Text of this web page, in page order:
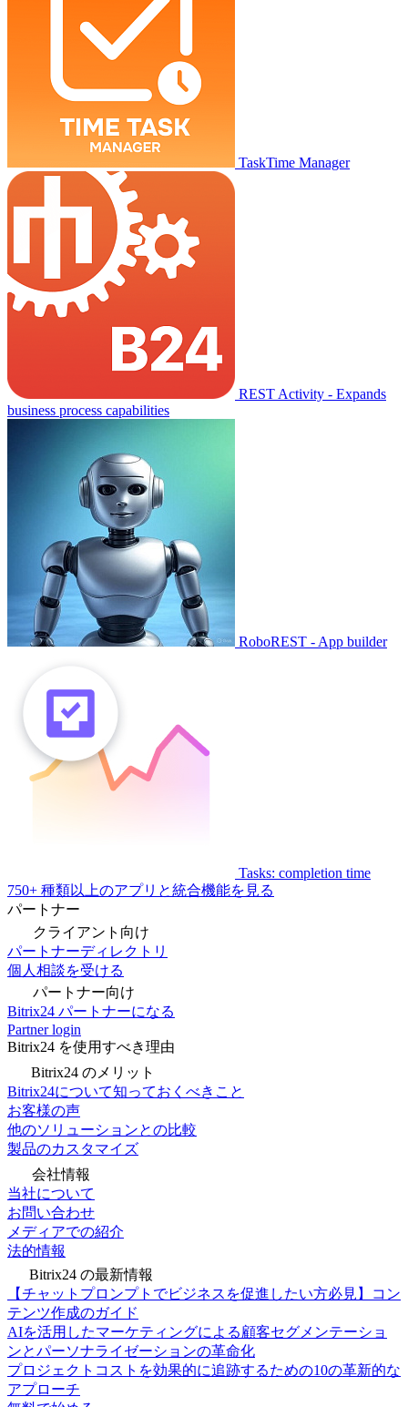
TaskTime Manager
REST Activity - Expands
business process capabilities
RoboREST - App builder
Tasks: completion time
750+ 種類以上のアプリと統合機能を見る
パートナー
クライアント向け
パートナーディレクトリ
個人相談を受ける
パートナー向け
Bitrix24 パートナーになる
Partner login
Bitrix24 を使用すべき理由
Bitrix24 のメリット
Bitrix24について知っておくべきこと
お客様の声
他のソリューションとの比較
製品のカスタマイズ
会社情報
当社について
お問い合わせ
メディアでの紹介
法的情報
Bitrix24 の最新情報
【チャットプロンプトでビジネスを促進したい方必見】コン
テンツ作成のガイド
AIを活用したマーケティングによる顧客セグメンテーショ
ンとパーソナライゼーションの革命化
プロジェクトコストを効果的に追跡するための10の革新的な
アプローチ